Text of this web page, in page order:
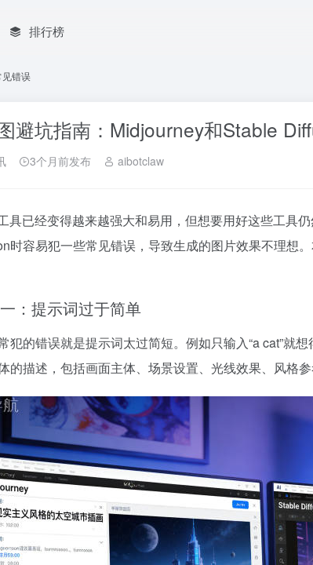
排行榜
错误
避坑指南：Midjourney和Stable
3个月前发布 aibotclaw
具已经变得越来越强大和易用，但想要用好这些工具
时容易犯一些常见错误，导致生成的图片效果不理想
：提示词过于简单
犯的错误就是提示词太过简短。例如只输入“a cat”就
的描述，包括画面主体、场景设置、光线效果、风格